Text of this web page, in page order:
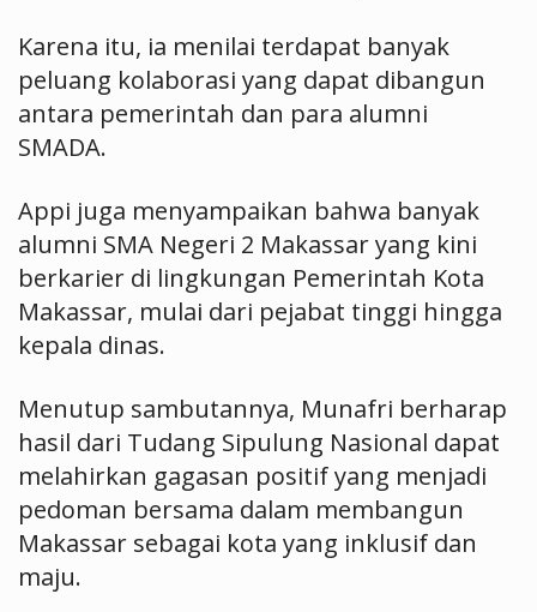
Karena itu, ia menilai terdapat banyak
peluang kolaborasi yang dapat dibangun
antara pemerintah dan para alumni
SMADA.
Appi juga menyampaikan bahwa banyak
alumni SMA Negeri 2 Makassar yang kini
berkarier di lingkungan Pemerintah Kota
Makassar, mulai dari pejabat tinggi hingga
kepala dinas.
Menutup sambutannya, Munafri berharap
hasil dari Tudang Sipulung Nasional dapat
melahirkan gagasan positif yang menjadi
pedoman bersama dalam membangun
Makassar sebagai kota yang inklusif dan
maju.